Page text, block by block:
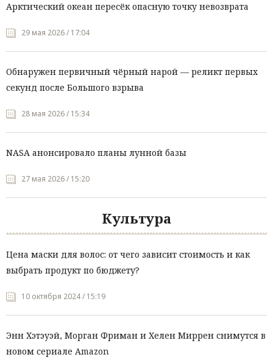
Арктический океан пересёк опасную точку невозврата
29 мая 2026 / 17:04
Обнаружен первичный чёрный нарой — реликт первых
секунд после Большого взрыва
28 мая 2026 / 15:34
NASA анонсировало планы лунной базы
27 мая 2026 / 15:20
Культура
Цена маски для волос: от чего зависит стоимость и как
выбрать продукт по бюджету?
10 октября 2024 / 15:19
Энн Хэтэуэй, Морган Фриман и Хелен Миррен снимутся в
новом сериале Amazon